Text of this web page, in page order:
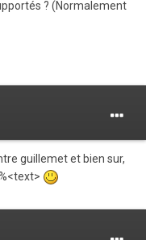
? (Normalement
guillemet et bien sur,